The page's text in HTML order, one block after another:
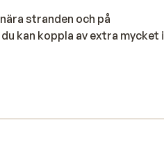
stranden och på
kan koppla av extra mycket i